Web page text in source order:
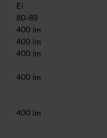
Ei
80-89
400 lm
400 lm
400 lm
400 lm
400 lm